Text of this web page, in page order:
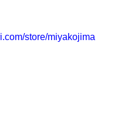
store/miyakojima